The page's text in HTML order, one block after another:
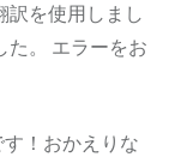
訳を使用しまし
た。 エラーをお
！おかえりな